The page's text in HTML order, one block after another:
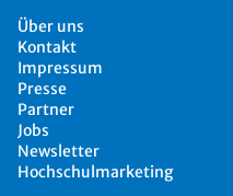
Über uns
Kontakt
Impressum
Presse
Partner
Jobs
Newsletter
Hochschulmarketing